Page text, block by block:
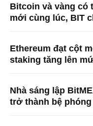
Bitcoin và vàng có
mới cùng lúc, BIT
Ethereum đạt cột
staking tăng lên
Nhà sáng lập
trở thành bệ